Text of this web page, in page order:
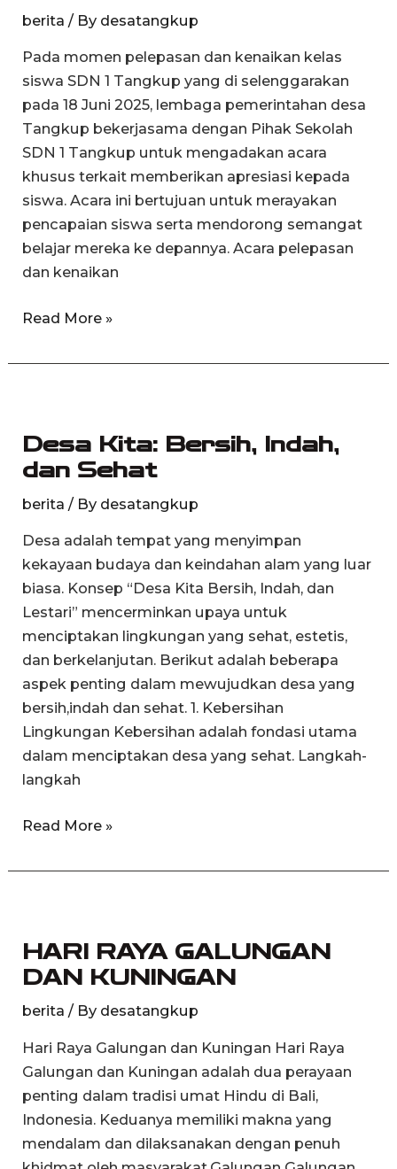
berita / By desatangkup
Pada momen pelepasan dan kenaikan kelas
siswa SDN 1 Tangkup yang di selenggarakan
pada 18 Juni 2025, lembaga pemerintahan desa
Tangkup bekerjasama dengan Pihak Sekolah
SDN 1 Tangkup untuk mengadakan acara
khusus terkait memberikan apresiasi kepada
siswa. Acara ini bertujuan untuk merayakan
pencapaian siswa serta mendorong semangat
belajar mereka ke depannya. Acara pelepasan
dan kenaikan
Dasar
di
Kedesaan
Tangkup
tahun
2025
Read More »
Desa Kita: Bersih, Indah,
dan Sehat
berita / By desatangkup
Desa adalah tempat yang menyimpan
kekayaan budaya dan keindahan alam yang luar
biasa. Konsep “Desa Kita Bersih, Indah, dan
Lestari” mencerminkan upaya untuk
menciptakan lingkungan yang sehat, estetis,
dan berkelanjutan. Berikut adalah beberapa
aspek penting dalam mewujudkan desa yang
bersih,indah dan sehat. 1. Kebersihan
Lingkungan Kebersihan adalah fondasi utama
dalam menciptakan desa yang sehat. Langkah-
langkah
Bersih,
Indah,
Read More »
HARI RAYA GALUNGAN
DAN KUNINGAN
berita / By desatangkup
Hari Raya Galungan dan Kuningan Hari Raya
Galungan dan Kuningan adalah dua perayaan
penting dalam tradisi umat Hindu di Bali,
Indonesia. Keduanya memiliki makna yang
mendalam dan dilaksanakan dengan penuh
GALUNGAN
DAN
KUNINGAN